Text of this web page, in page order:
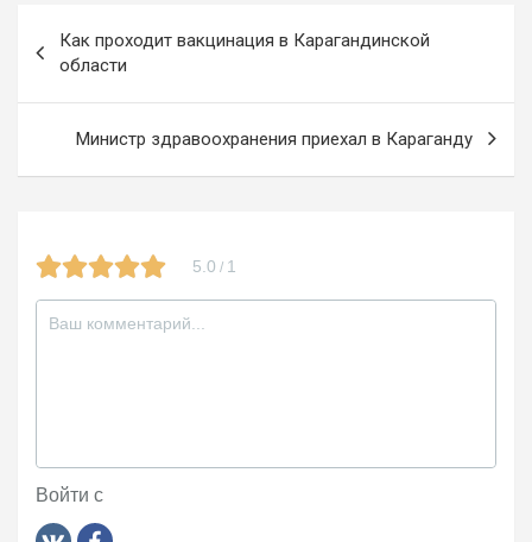
o
o
k
a
m
kl
ss
ni
ki
по
записям
Как проходит вакцинация в Карагандинской
области
Министр здравоохранения приехал в Караганду
5.0 / 1
Войти с